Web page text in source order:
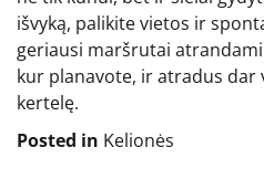
išvyką, palikite vietos ir
geriausi maršrutai
kur planavote, ir atradus dar
kertelę.
Posted in Kelionės